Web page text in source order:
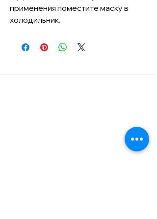
применения поместите маску в
холодильник.